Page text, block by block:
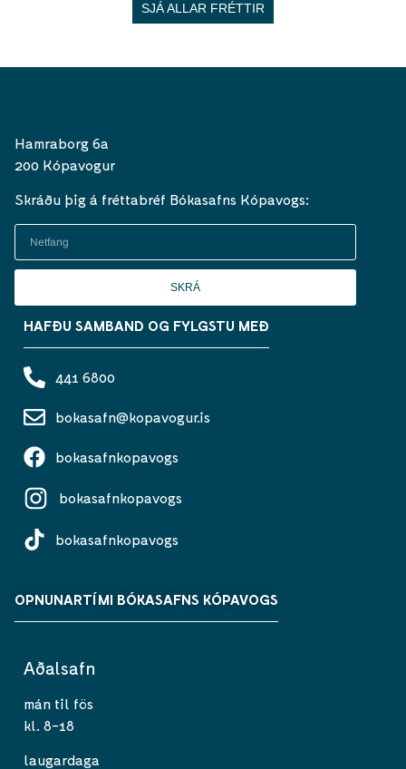
SJÁ ALLAR FRÉTTIR
Hamraborg 6a
200 Kópavogur
Skráðu þig á fréttabréf Bókasafns Kópavogs:
SKRÁ
HAFÐU SAMBAND OG FYLGSTU MEÐ
441 6800
bokasafn@kopavogur.is
bokasafnkopavogs
bokasafnkopavogs
bokasafnkopavogs
OPNUNARTÍMI BÓKASAFNS KÓPAVOGS
Aðalsafn
mán til fös
kl. 8-18
laugardaga